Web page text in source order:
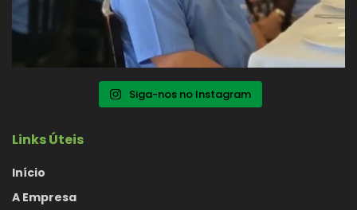
Siga-nos no Instagram
Links Úteis
Início
A Empresa